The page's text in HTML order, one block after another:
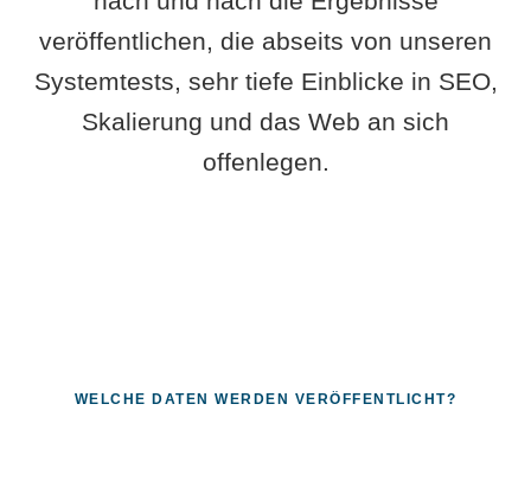
veröffentlichen, die abseits von unseren
Systemtests, sehr tiefe Einblicke in SEO,
Skalierung und das Web an sich
offenlegen.
WELCHE DATEN WERDEN VERÖFFENTLICHT?